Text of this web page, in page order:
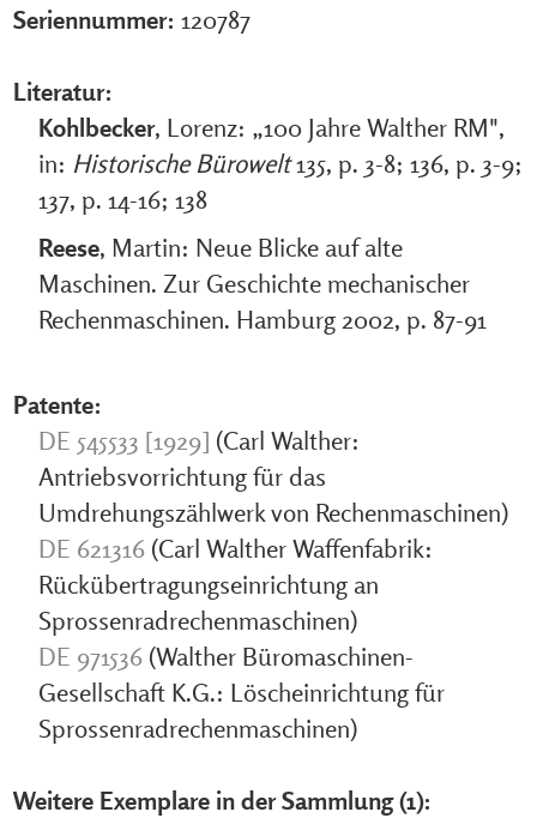
Seriennummer: 120787
Literatur:
Kohlbecker, Lorenz: „100 Jahre Walther RM",
in: Historische Bürowelt135, p. 3-8; 136, p. 3-9;
137, p. 14-16; 138
Reese, Martin: Neue Blicke auf alte
Maschinen. Zur Geschichte mechanischer
Rechenmaschinen. Hamburg 2002, p. 87-91
Patente:
DE 545533 [1929] (Carl Walther:
Antriebsvorrichtung für das
Umdrehungszählwerk von Rechenmaschinen)
DE 621316(Carl Walther Waffenfabrik:
Rückübertragungseinrichtung an
Sprossenradrechenmaschinen)
DE 971536(Walther Büromaschinen-
Gesellschaft K.G.: Löscheinrichtung für
Sprossenradrechenmaschinen)
Weitere Exemplare in der Sammlung (1):